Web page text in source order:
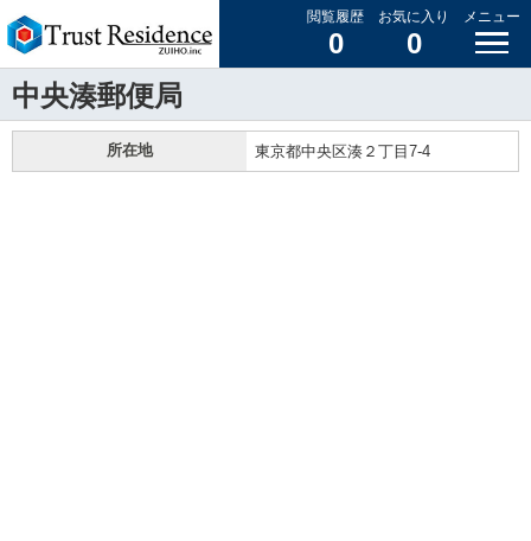
閲覧履歴
0
お気に入り
0
メニュー
中央湊郵便局
所在地 東京都中央区湊２丁目7-4